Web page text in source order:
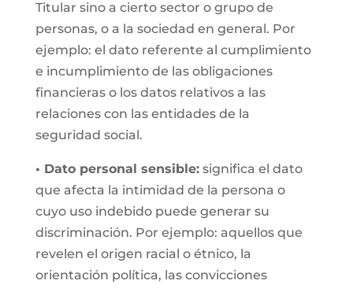
Titular sino a cierto sector o grupo de
personas, o a la sociedad en general. Por
ejemplo: el dato referente al cumplimiento
e incumplimiento de las obligaciones
financieras o los datos relativos a las
relaciones con las entidades de la
seguridad social.
• Dato personal sensible:significa el dato
que afecta la intimidad de la persona o
cuyo uso indebido puede generar su
discriminación. Por ejemplo: aquellos que
revelen el origen racial o étnico, la
orientación política, las convicciones